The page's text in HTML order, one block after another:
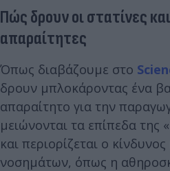
Πώς δρουν οι στατίνες και
απαραίτητες
Όπως διαβάζουμε στο
δρουν μπλοκάροντας ένα
απαραίτητο για την
μειώνονται τα επίπεδα της
και περιορίζεται ο
νοσημάτων, όπως η